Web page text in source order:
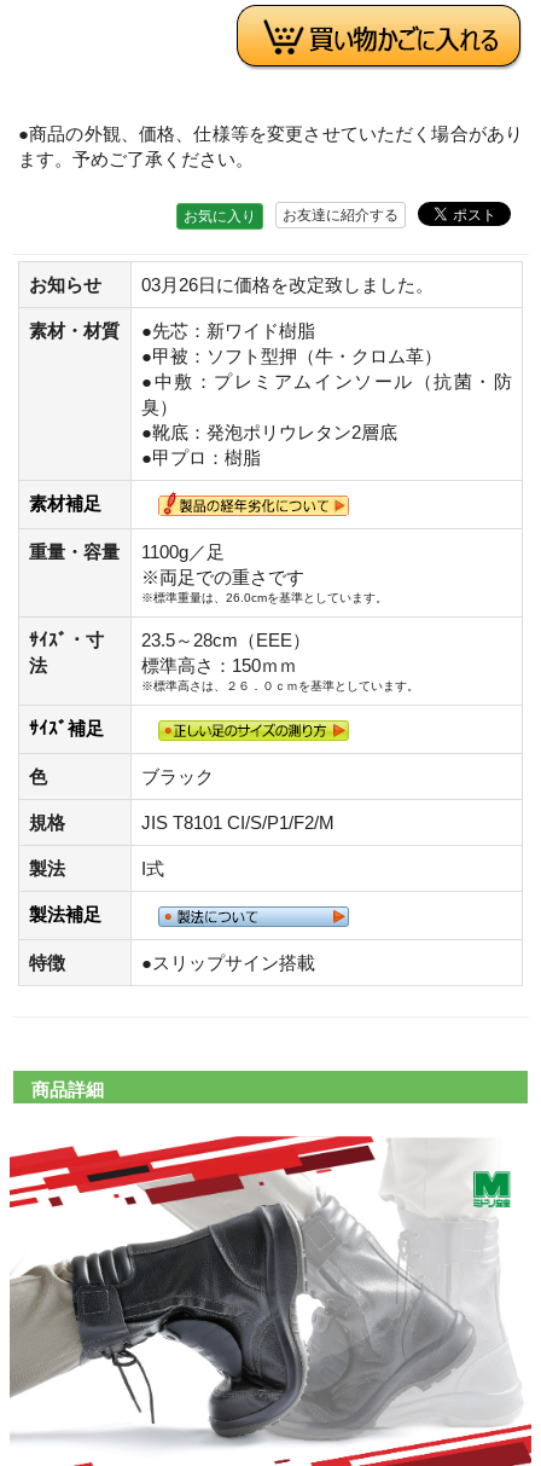
●商品の外観、価格、仕様等を変更させていただく場合があり
ます。予めご了承ください。
お友達に紹介する
お気に入り
お知らせ 03月26日に価格を改定致しました。
素材・材質
●先芯：新ワイド樹脂
●甲被：ソフト型押（牛・クロム革）
●中敷：プレミアムインソール（抗菌・防
臭）
●靴底：発泡ポリウレタン2層底
●甲プロ：樹脂
素材補足
重量・容量
1100g／足
※両足での重さです
※標準重量は、26.0cmを基準としています。
ｻｲｽﾞ・寸
法
23.5～28cm（EEE）
標準高さ：150ｍｍ
※標準高さは、２６．０ｃｍを基準としています。
ｻｲｽﾞ補足
色 ブラック
規格 JIS T8101 CI/S/P1/F2/M
製法 I式
製法補足
特徴 ●スリップサイン搭載
商品詳細